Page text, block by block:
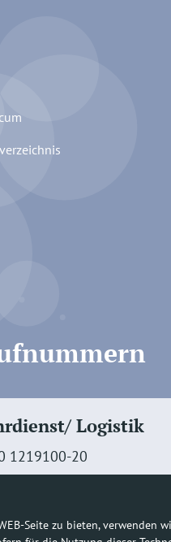
Seite zu bieten, verwenden
Logistik
1219100-20